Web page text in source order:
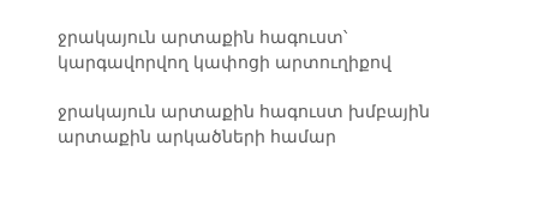
ջրակայուն արտաքին հագուստ՝
կարգավորվող կափոցի արտուղիքով
ջրակայուն արտաքին հագուստ խմբային
արտաքին արկածների համար